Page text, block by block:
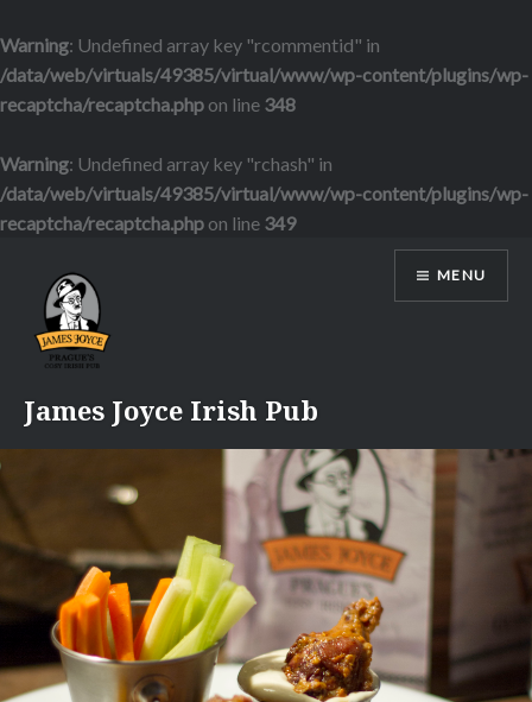
Warning: Undefined array key "rcommentid" in
/data/web/virtuals/49385/virtual/www/wp-content/plugins/wp-
recaptcha/recaptcha.php on line 348
Warning: Undefined array key "rchash" in
/data/web/virtuals/49385/virtual/www/wp-content/plugins/wp-
recaptcha/recaptcha.php on line 349
obsahu
webu
James Joyce Irish Pub
MENU